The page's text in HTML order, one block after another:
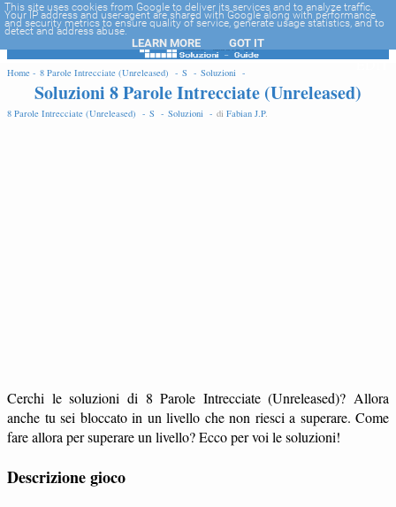
-->
Home - 8 Parole Intrecciate (Unreleased) - S - Soluzioni -
Soluzioni 8 Parole Intrecciate (Unreleased)
8 Parole Intrecciate (Unreleased) - S - Soluzioni - di Fabian J.P.
Cerchi le soluzioni di 8 Parole Intrecciate (Unreleased)? Allora
anche tu sei bloccato in un livello che non riesci a superare. Come
fare allora per superare un livello? Ecco per voi le soluzioni!
Descrizione gioco
EDIT
This site uses cookies from Google to deliver its services and to analyze traffic.
Your IP address and user-agent are shared with Google along with performance
and security metrics to ensure quality of service, generate usage statistics, and to
detect and address abuse.
LEARN MORE GOT IT